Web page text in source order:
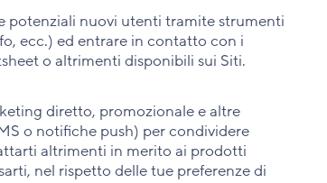
potenziali nuovi utenti tramite strumenti
ecc.) ed entrare in contatto con i
o altrimenti disponibili sui Siti.
diretto, promozionale e altre
o notifiche push) per condividere
altrimenti in merito ai prodotti
nel rispetto delle tue preferenze di